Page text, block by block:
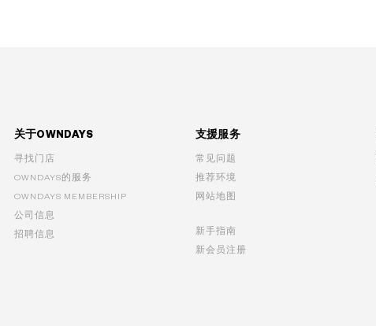
关于OWNDAYS
寻找门店
OWNDAYS的服务
OWNDAYS MEMBERSHIP
公司信息
招聘信息
支援服务
常见问题
推荐环境
网站地图
新手指南
新会员注册